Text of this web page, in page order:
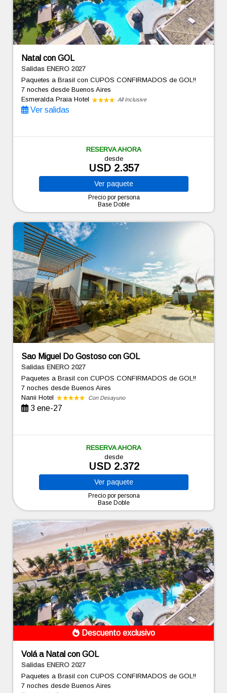
Natal con GOL
Salidas ENERO 2027
Paquetes a Brasil con CUPOS CONFIRMADOS de GOL!!
7 nochesdesde Buenos Aires
Esmeralda Praia Hotel
All Inclusive
Ver salidas
RESERVA AHORA
desde
USD 2.357
Ver paquete
Precio por persona
Base Doble
Sao Miguel Do Gostoso con GOL
Salidas ENERO 2027
Paquetes a Brasil con CUPOS CONFIRMADOS de GOL!!
7 nochesdesde Buenos Aires
Nanii Hotel
Con Desayuno
3 ene-27
RESERVA AHORA
desde
USD 2.372
Ver paquete
Precio por persona
Base Doble
Descuento exclusivo
Volá a Natal con GOL
Salidas ENERO 2027
Paquetes a Brasil con CUPOS CONFIRMADOS de GOL!!
7 nochesdesde Buenos Aires